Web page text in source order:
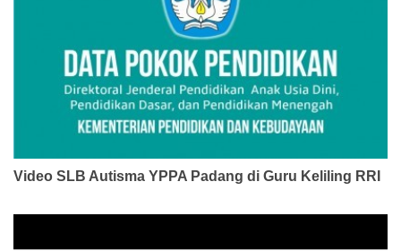
Video SLB Autisma YPPA Padang di Guru Keliling RRI